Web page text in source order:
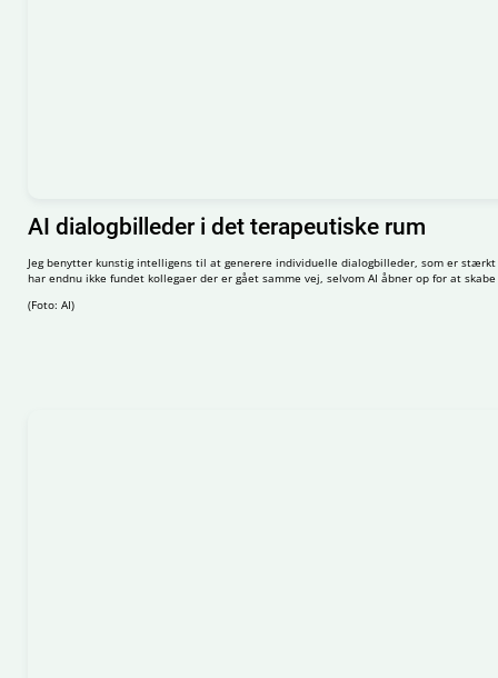
AI dialogbilleder i det terapeutiske rum
Jeg benytter kunstig intelligens til at generere individuelle dialogbilleder, som er
har endnu ikke fundet kollegaer der er gået samme vej, selvom AI åbner op for at
(Foto: AI)